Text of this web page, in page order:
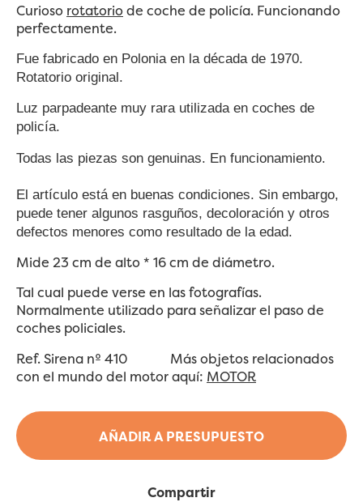
AÑADIR A PRESUPUESTO
Curioso rotatoriode coche de policía. Funcionando
perfectamente.
Fue fabricado en Polonia en la década de 1970.
Rotatorio original.
Luz parpadeante muy rara utilizada en coches de
policía.
Todas las piezas son genuinas. En funcionamiento.
El artículo está en buenas condiciones. Sin embargo,
puede tener algunos rasguños, decoloración y otros
defectos menores como resultado de la edad.
Mide 23 cm de alto * 16 cm de diámetro.
Tal cual puede verse en las fotografías.
Normalmente utilizado para señalizar el paso de
coches policiales.
Ref. Sirena nº 410 Más objetos relacionados
con el mundo del motor aquí: MOTOR
Compartir